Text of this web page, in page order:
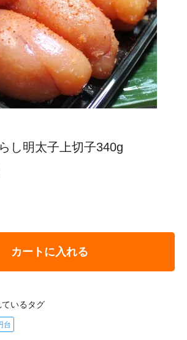
し明太子上切子340g
カートに入れる
いるタグ
台